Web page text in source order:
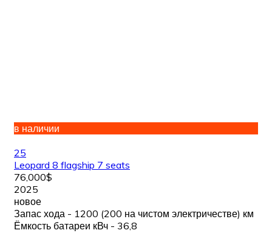
в наличии
25
Leopard 8 flagship 7 seats
76,000$
2025
новое
Запас хода - 1200 (200 на чистом электричестве) км
Ёмкость батареи кВч - 36,8